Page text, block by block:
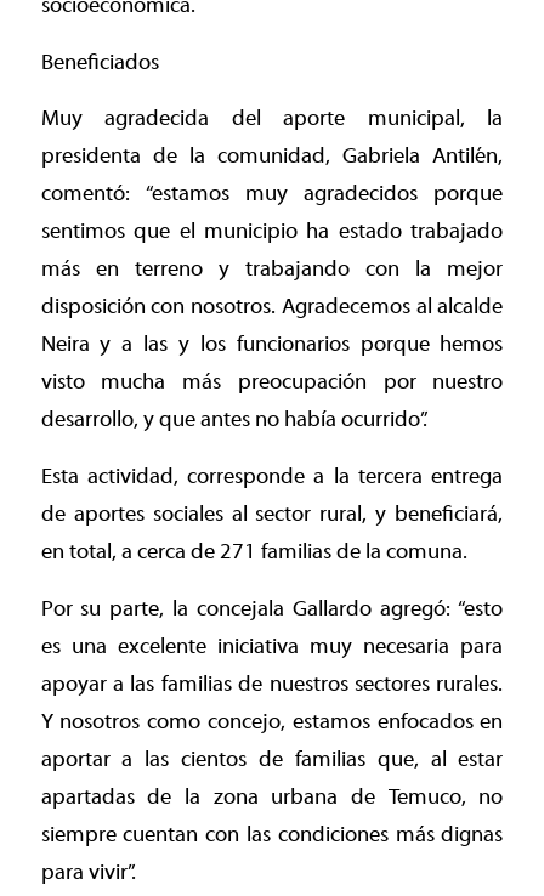
socioeconómica.
Beneficiados
Muy agradecida del aporte municipal, la
presidenta de la comunidad, Gabriela Antilén,
comentó: “estamos muy agradecidos porque
sentimos que el municipio ha estado trabajado
más en terreno y trabajando con la mejor
disposición con nosotros. Agradecemos al alcalde
Neira y a las y los funcionarios porque hemos
visto mucha más preocupación por nuestro
desarrollo, y que antes no había ocurrido”.
Esta actividad, corresponde a la tercera entrega
de aportes sociales al sector rural, y beneficiará,
en total, a cerca de 271 familias de la comuna.
Por su parte, la concejala Gallardo agregó: “esto
es una excelente iniciativa muy necesaria para
apoyar a las familias de nuestros sectores rurales.
Y nosotros como concejo, estamos enfocados en
aportar a las cientos de familias que, al estar
apartadas de la zona urbana de Temuco, no
siempre cuentan con las condiciones más dignas
para vivir”.